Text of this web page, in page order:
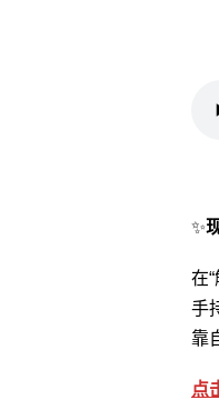
✨
在
手
靠
点